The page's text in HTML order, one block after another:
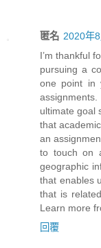
匿名 2020年
I’m thankful
pursuing a
one point in
ultimate goal
that
an
to touch on
geographic
that enables
that is
Learn more
回覆